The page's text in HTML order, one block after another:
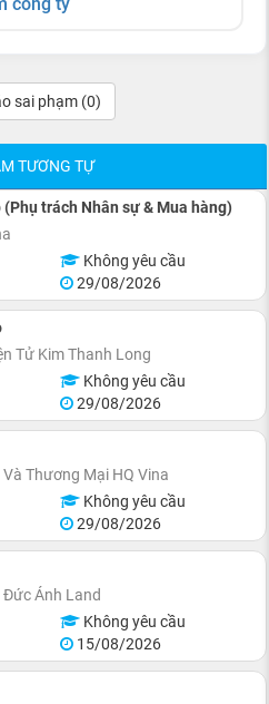
sai phạm (0)
TƯƠNG TỰ
trách Nhân sự & Mua hàng)
Không yêu cầu
29/08/2026
Tử Kim Thanh Long
Không yêu cầu
29/08/2026
Thương Mại HQ Vina
Không yêu cầu
29/08/2026
Ánh Land
Không yêu cầu
15/08/2026